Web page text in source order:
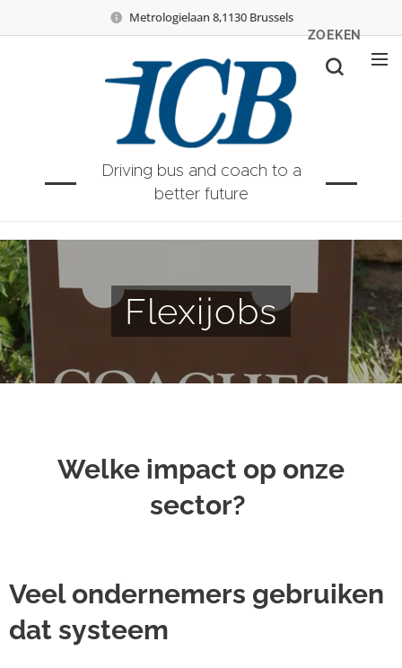
Metrologielaan 8,1130 Brussels
Driving bus and coach to a
better future
ZOEKEN
Flexijobs
Welke impact op onze
sector?
Veel ondernemers gebruiken
dat systeem